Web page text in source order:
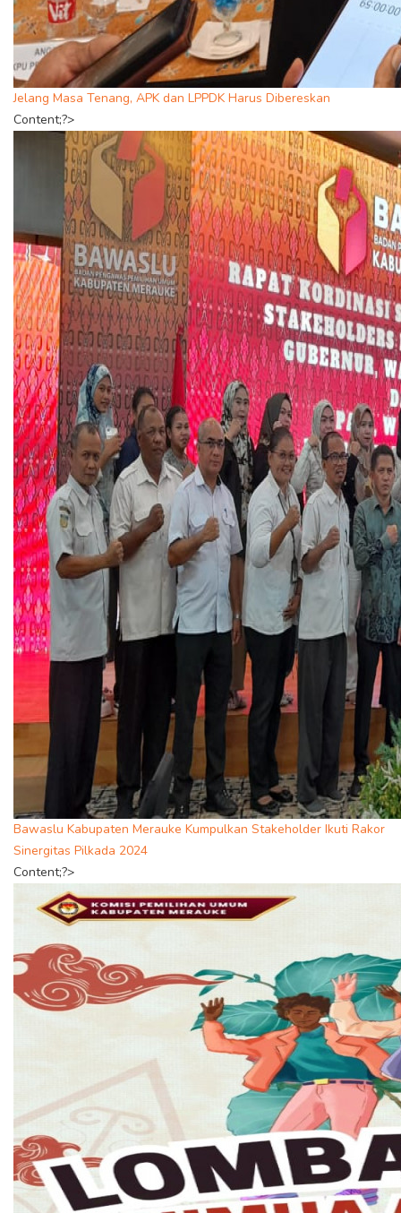
Jelang Masa Tenang, APK dan LPPDK Harus Dibereskan
Content;?>
Bawaslu Kabupaten Merauke Kumpulkan Stakeholder Ikuti Rakor
Sinergitas Pilkada 2024
Content;?>